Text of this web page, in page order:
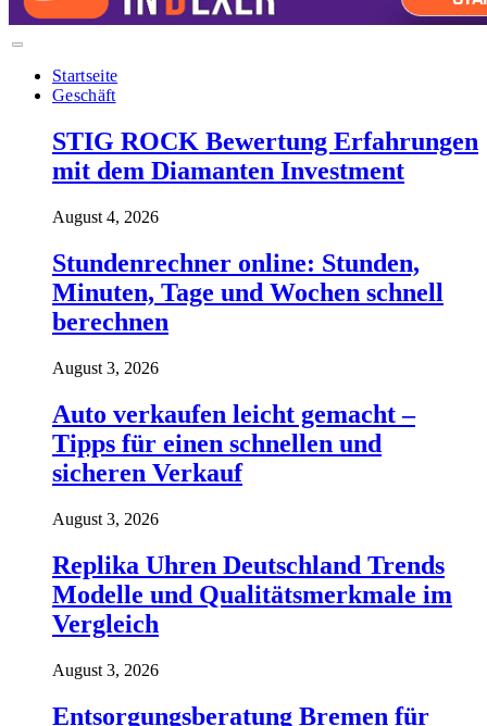
Startseite
Geschäft
STIG ROCK Bewertung Erfahrungen
mit dem Diamanten Investment
August 4, 2026
Stundenrechner online: Stunden,
Minuten, Tage und Wochen schnell
berechnen
August 3, 2026
Auto verkaufen leicht gemacht –
Tipps für einen schnellen und
sicheren Verkauf
August 3, 2026
Replika Uhren Deutschland Trends
Modelle und Qualitätsmerkmale im
Vergleich
August 3, 2026
Entsorgungsberatung Bremen für